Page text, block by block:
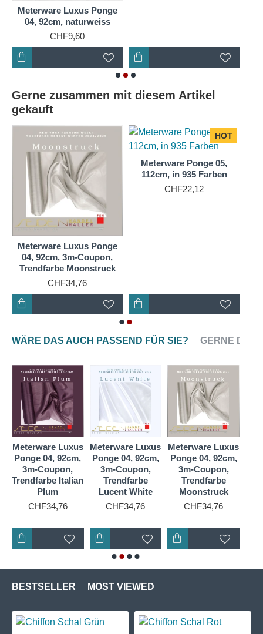
Naturprodukt.
Da dieses Material zudem sehr preiswert ist, wird es
in Schulen, Freizeiteinrichtungen und bei der
Ergotherapie besonders gerne angeboten.
Breite und in Form rollierter Tüchern/Schals in vielen
Formaten sowohl in Weiß als auch in einer riesigen
Farbskala angeboten.
Meterware Luxus Ponge
04, 92cm, naturweiss
CHF9,60
Gerne zusammen mit diesem Artikel
gekauft
Meterware Luxus Ponge
04, 92cm, 3m-Coupon,
Trendfarbe Moonstruck
CHF34,76
HOT
Meterware Ponge 05,
112cm, in 935 Farben
CHF22,12
WÄRE DAS AUCH PASSEND FÜR SIE? GERNE
Meterware Luxus
Ponge 04, 92cm,
3m-Coupon,
Trendfarbe Italian
Plum
CHF34,76
Meterware Luxus
Ponge 04, 92cm,
3m-Coupon,
Trendfarbe
Lucent White
CHF34,76
Meterware Luxus
Ponge 04, 92cm,
3m-Coupon,
Trendfarbe
Moonstruck
CHF34,76
BESTSELLER MOST VIEWED